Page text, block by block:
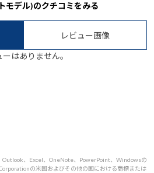
モデル)のクチコミをみる
レビュー画像
ーはありません。
、Excel、OneNote、PowerPoint、Windowsの
の米国およびその他の国における商標または